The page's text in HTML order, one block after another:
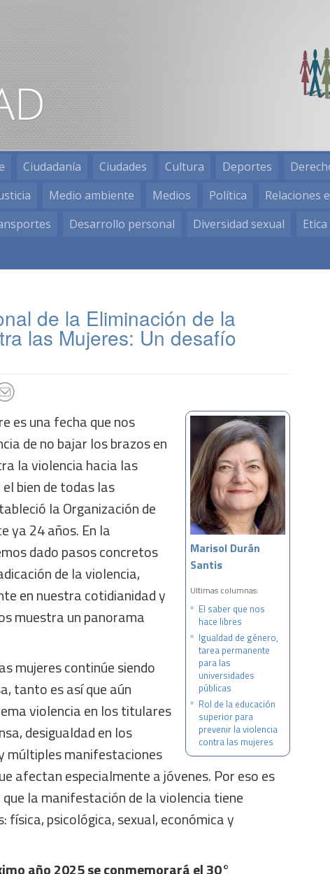
Ciudadanía Ciudades Cultura Deportes
Medio ambiente Medios Política Relaciones
Desarrollo personal Diversidad sexual Etica
de la Eliminación de la
las Mujeres: Un desafío
Marisol Durán
Santis
Ultimas columnas:
El saber que nos
hace libres
Igualdad de género,
tarea permanente
para las
universidades
públicas
Rol de la educación
superior para
prevenir la violencia
contra las mujeres
es una fecha que nos
de no bajar los brazos en
la violencia hacia las
bien de todas las
la Organización de
ya 24 años. En la
dado pasos concretos
de la violencia,
en nuestra cotidianidad y
muestra un panorama
mujeres continúe siendo
tanto es así que aún
violencia en los titulares
desigualdad en los
múltiples manifestaciones
afectan especialmente a jóvenes. Por eso es
la manifestación de la violencia tiene
física, psicológica, sexual, económica y
año 2025 se conmemorará el 30°